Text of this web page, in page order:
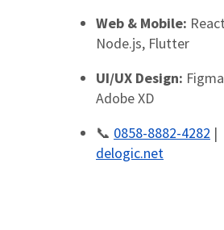
Web & Mobile:
Node.js, Flutter
UI/UX Design:
Adobe XD
📞 0858-8882-4282 |
delogic.net